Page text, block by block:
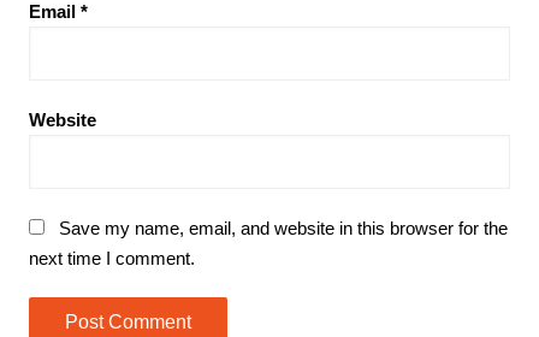
Email *
Website
Save my name, email, and website in this browser for the
next time I comment.